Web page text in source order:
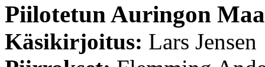
Piilotetun Auringon Maa
Käsikirjoitus: Lars Jensen